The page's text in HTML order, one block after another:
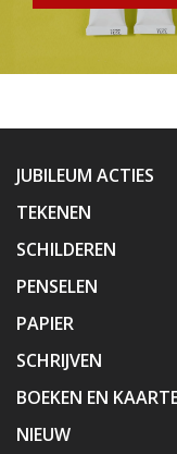
JUBILEUM ACTIES
TEKENEN
SCHILDEREN
PENSELEN
PAPIER
SCHRIJVEN
BOEKEN EN
NIEUW